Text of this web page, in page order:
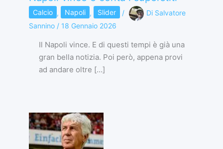
Calcio , Napoli , Slider / Di Salvatore
Sannino / 18 Gennaio 2026
Il Napoli vince. E di questi tempi è già una
gran bella notizia. Poi però, appena provi
ad andare oltre […]